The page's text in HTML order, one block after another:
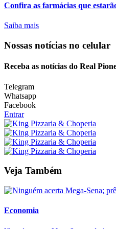
Confira as farmácias que
Saiba mais
Nossas notícias no celular
Receba as notícias do Real
Telegram
Whatsapp
Facebook
Entrar
Veja Também
Economia